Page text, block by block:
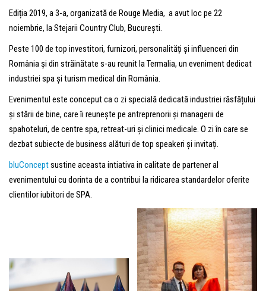
Ediția 2019, a 3-a, organizată de Rouge Media, a avut loc pe 22
noiembrie, la Stejarii Country Club, București.
Peste 100 de top investitori, furnizori, personalități și influenceri din
România și din străinătate s-au reunit la Termalia, un eveniment dedicat
industriei spa și turism medical din România.
Evenimentul este conceput ca o zi specială dedicată industriei răsfățului
și stării de bine, care îi reunește pe antreprenorii și managerii de
spahoteluri, de centre spa, retreat-uri și clinici medicale. O zi în care se
dezbat subiecte de business alături de top speakeri și invitați.
bluConceptsustine aceasta intiativa in calitate de partener al
evenimentului cu dorinta de a contribui la ridicarea standardelor oferite
clientilor iubitori de SPA.